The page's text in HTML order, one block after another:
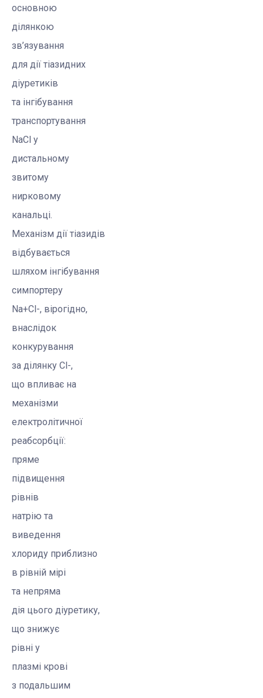
основною
ділянкою
зв’язування
для дії тіазидних
діуретиків
та інгібування
транспортування
NaCl у
дистальному
звитому
нирковому
канальці.
Механізм дії тіазидів
відбувається
шляхом інгібування
симпортеру
Na+Cl-, вірогідно,
внаслідок
конкурування
за ділянку Cl-,
що впливає на
механізми
електролітичної
реабсорбції:
пряме
підвищення
рівнів
натрію та
виведення
хлориду приблизно
в рівній мірі
та непряма
дія цього діуретику,
що знижує
рівні у
плазмі крові
з подальшим